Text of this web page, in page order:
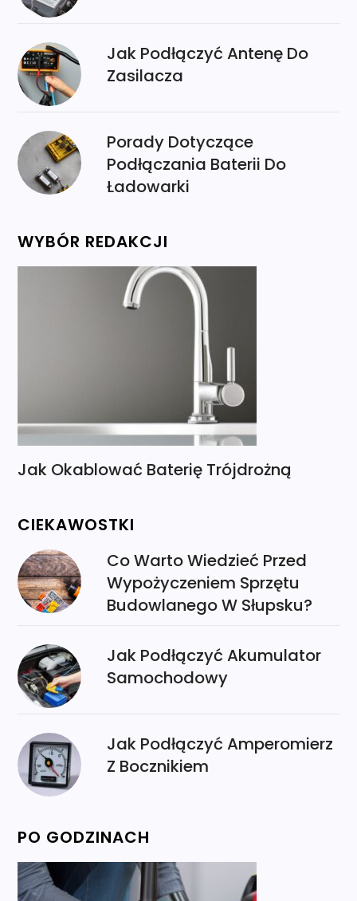
Jak Podłączyć Antenę Do
Zasilacza
Porady Dotyczące
Podłączania Baterii Do
Ładowarki
WYBÓR REDAKCJI
Jak Okablować Baterię Trójdrożną
CIEKAWOSTKI
Co Warto Wiedzieć Przed
Wypożyczeniem Sprzętu
Budowlanego W Słupsku?
Jak Podłączyć Akumulator
Samochodowy
Jak Podłączyć Amperomierz
Z Bocznikiem
PO GODZINACH